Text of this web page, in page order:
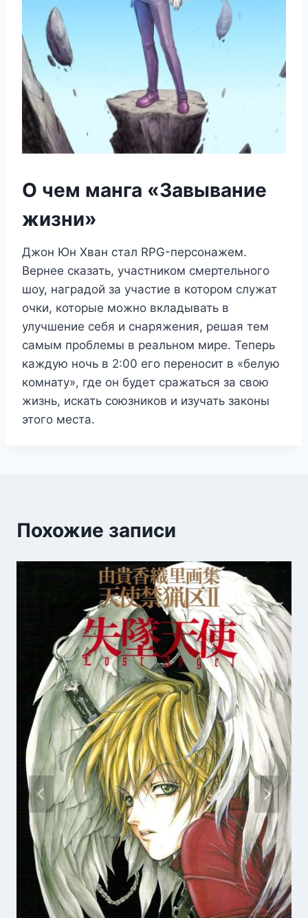
О чем манга «Завывание
жизни»
Джон Юн Хван стал RPG-персонажем.
Вернее сказать, участником смертельного
шоу, наградой за участие в котором служат
очки, которые можно вкладывать в
улучшение себя и снаряжения, решая тем
самым проблемы в реальном мире. Теперь
каждую ночь в 2:00 его переносит в «белую
комнату», где он будет сражаться за свою
жизнь, искать союзников и изучать законы
этого места.
Похожие записи